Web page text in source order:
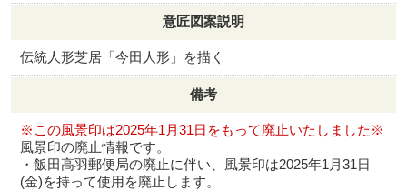
意匠図案説明
伝統人形芝居「今田人形」を描く
備考
※この風景印は2025年1月31日をもって廃止いたしました※
風景印の廃止情報です。
・飯田高羽郵便局の廃止に伴い、風景印は2025年1月31日
(金)を持って使用を廃止します。